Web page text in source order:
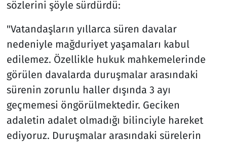
sözlerini şöyle sürdürdü:
"Vatandaşların yıllarca süren davalar
nedeniyle mağduriyet yaşamaları kabul
edilemez. Özellikle hukuk mahkemelerinde
görülen davalarda duruşmalar arasındaki
sürenin zorunlu haller dışında 3 ayı
geçmemesi öngörülmektedir. Geciken
adaletin adalet olmadığı bilinciyle hareket
ediyoruz. Duruşmalar arasındaki sürelerin